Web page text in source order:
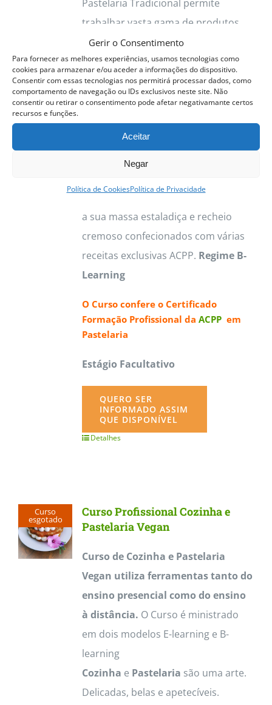
Gerir o Consentimento
Para fornecer as melhores experiências, usamos tecnologias como
cookies para armazenar e/ou aceder a informações do dispositivo.
Consentir com essas tecnologias nos permitirá processar dados, como
comportamento de navegação ou IDs exclusivos neste site. Não
consentir ou retirar o consentimento pode afetar negativamante certos
recursos e funções.
Aceitar
Negar
Política de CookiesPolítica de Privacidade
on
the
product
page
Pastelaria Tradicional permite
trabalhar vasta gama de produtos.
Destacamos os Pastéis de Nata, com
a sua massa estaladiça e recheio
cremoso confecionados com várias
receitas exclusivas ACPP. Vamos
trabalhar as principais sobremesas
tradicionais típicas e deliciosas.
Cremes Bases, Tartes, Mouses,
Destacamos os Pastéis de Nata, com
a sua massa estaladiça e recheio
cremoso confecionados com várias
receitas exclusivas ACPP. Regime B-
Learning
O Curso confere o Certificado
Formação Profissional da ACPPem
Pastelaria
Estágio Facultativo
QUERO SER
INFORMADO ASSIM
QUE DISPONÍVEL
Detalhes
Curso
esgotado
Curso Profissional Cozinha e
Pastelaria Vegan
Curso de Cozinha e Pastelaria
Vegan utiliza ferramentas tanto do
ensino presencial como do ensino
à distância. O Curso é ministrado
em dois modelos E-learning e B-
learning
Cozinha e Pastelaria são uma arte.
Delicadas, belas e apetecíveis.